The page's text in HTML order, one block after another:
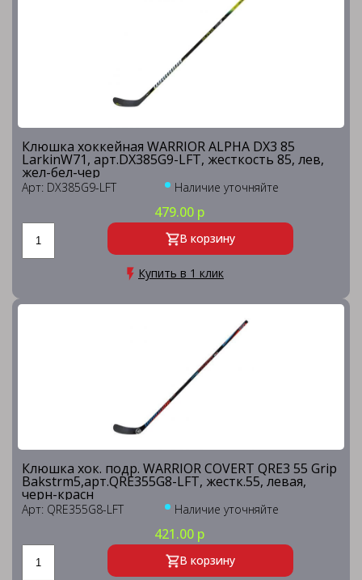
Клюшка хоккейная WARRIOR ALPHA DX3 85
LarkinW71, арт.DX385G9-LFT, жесткость 85, лев,
жел-бел-чер
Арт: DX385G9-LFT Наличие уточняйте
479.00 р
В корзину
Купить в 1 клик
Клюшка хок. подр. WARRIOR COVERT QRE3 55 Grip
Bakstrm5,арт.QRE355G8-LFT, жестк.55, левая,
черн-красн
Арт: QRE355G8-LFT Наличие уточняйте
421.00 р
В корзину